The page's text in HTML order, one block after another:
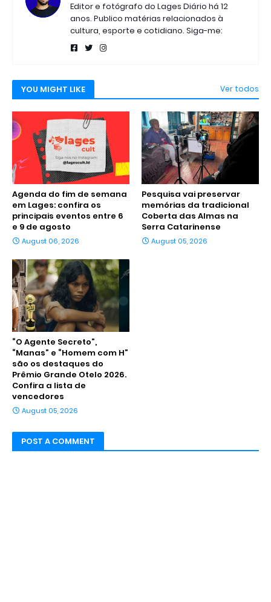
Editor e fotógrafo do Lages Diário há 12
anos. Publico matérias relacionados à
cultura, esporte e cotidiano. Siga-me:
YOU MIGHT LIKE Ver todos
Agenda do fim de semana
em Lages: confira os
principais eventos entre 6
e 9 de agosto
August 06, 2026
Pesquisa vai preservar
memórias da tradicional
Coberta das Almas na
Serra Catarinense
August 05, 2026
“O Agente Secreto”,
“Manas” e “Homem com H”
são os destaques do
Prêmio Grande Otelo 2026.
Confira a lista de
vencedores
August 05, 2026
POST A COMMENT